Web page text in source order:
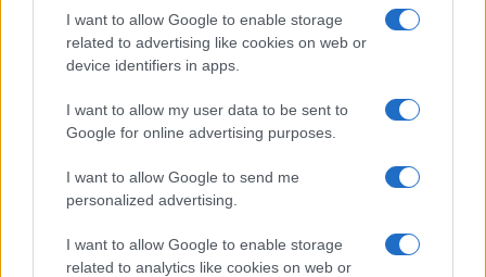
I want to allow Google to enable storage
related to advertising like cookies on web or
device identifiers in apps.
I want to allow my user data to be sent to
Google for online advertising purposes.
I want to allow Google to send me
personalized advertising.
I want to allow Google to enable storage
related to analytics like cookies on web or
Brent chute de 8,3% : les matières premières corrigent en août
NEWS